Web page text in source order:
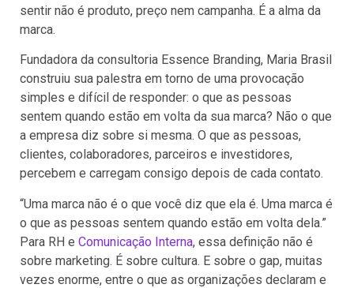
sentir não é produto, preço nem campanha. É a alma da
marca.
Fundadora da consultoria Essence Branding, Maria Brasil
construiu sua palestra em torno de uma provocação
simples e difícil de responder: o que as pessoas
sentem quando estão em volta da sua marca? Não o que
a empresa diz sobre si mesma. O que as pessoas,
clientes, colaboradores, parceiros e investidores,
percebem e carregam consigo depois de cada contato.
“Uma marca não é o que você diz que ela é. Uma marca é
o que as pessoas sentem quando estão em volta dela.”
Para RH e Comunicação Interna, essa definição não é
sobre marketing. É sobre cultura. E sobre o gap, muitas
vezes enorme, entre o que as organizações declaram e